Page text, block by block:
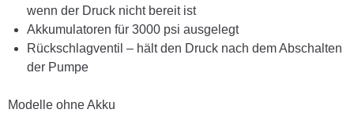
wenn der Druck nicht bereit ist
Akkumulatoren für 3000 psi ausgelegt
Rückschlagventil – hält den Druck nach dem Abschalten
der Pumpe
Modelle ohne Akku